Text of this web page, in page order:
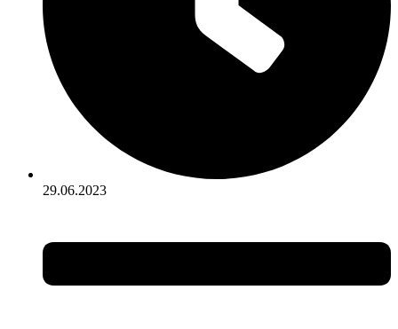
29.06.2023